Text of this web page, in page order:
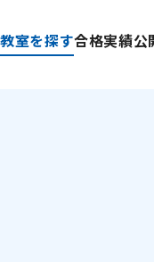
教室を探す合格実績公